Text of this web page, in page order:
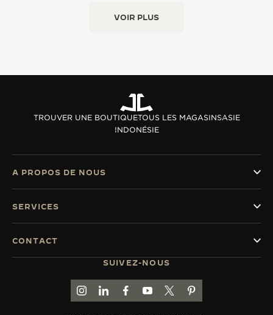
VOIR PLUS
TROUVER UNE BOUTIQUETOUS LES MAGASINSASIE
INDONÉSIE
SUIVEZ-NOUS
ACCÉDER À LA PAGE INSTAGRAM DE
ACCÉDER À LA PAGE LINKEDIN DE
ALLER SUR LA PAGE JAEGER-
ACCÉDER À LA PAGE
ALLER SUR LA PAGE
ALLER SUR LA
A PROPOS DE NOUS
SERVICES
CONTACT